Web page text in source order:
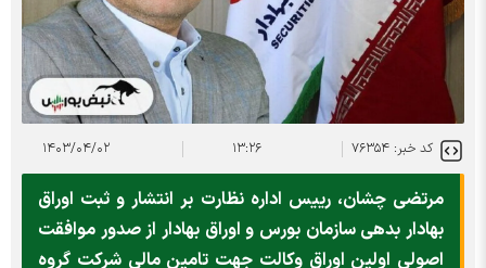
کد خبر: ۷۶۳۵۴ ۱۳:۲۶ ۱۴۰۳/۰۴/۰۲
مرتضی چشان، رییس اداره نظارت بر انتشار و ثبت اوراق
بهادار بدهی سازمان بورس و اوراق بهادار از صدور موافقت
اصولی اولین اوراق وکالت جهت تامین مالی شرکت گروه